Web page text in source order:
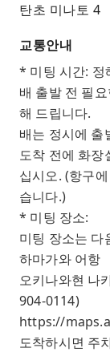
탄초 미나토 4
교통안내
* 미팅 시간: 정
배 출발 전 필
해 드립니다.
배는 정시에 출
도착 전에 화장
십시오. (항구
습니다.)
* 미팅 장소:
미팅 장소는 다
하마가와 어항
오키나와현 나
904-0114)
https://
도착하시면 주